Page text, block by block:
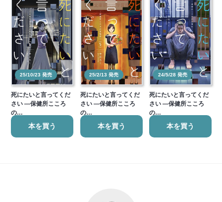
25/10/23 発売
死にたいと言ってくだ
さい ―保健所こころ
の…
本を買う
25/2/13 発売
死にたいと言ってくだ
さい ―保健所こころ
の…
本を買う
24/5/28 発売
死にたいと言ってくだ
さい ―保健所こころ
の…
本を買う